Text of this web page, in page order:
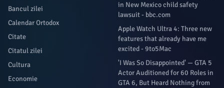
Bancul zilei
Calendar Ortodox
Citate
Citatul zilei
Cultura
Economie
in New Mexico child safety
lawsuit - bbc.com
Apple Watch Ultra 4: Three new
features that already have me
excited - 9to5Mac
'I Was So Disappointed' — GTA 5
Actor Auditioned for 60 Roles in
GTA 6, But Heard Nothing from